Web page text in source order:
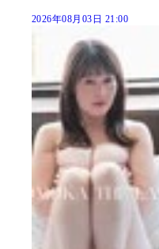
2026年08月03日 21:00